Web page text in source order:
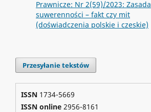
Prawnicze: Nr 2(59)/2023: Zasada
suwerenności – fakt czy mit
(doświadczenia polskie i czeskie)
Przesyłanie tekstów
ISSN 1734-5669
ISSN online2956-8161